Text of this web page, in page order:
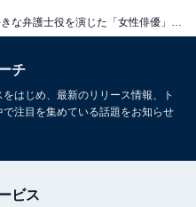
好きな弁護士役を演じた「女性俳優」ランキング！ 1位は『離婚弁護士』の「天海祐希」、では2位は？
チ
はじめ、最新のリリース情報、ト
注目を集めている話題をお知らせ
ビス